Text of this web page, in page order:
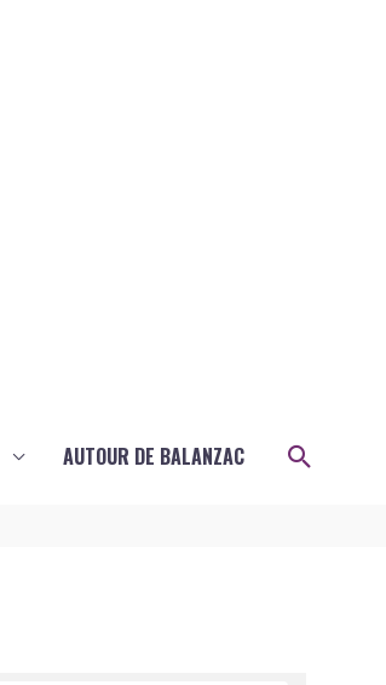
AUTOUR DE BALANZAC